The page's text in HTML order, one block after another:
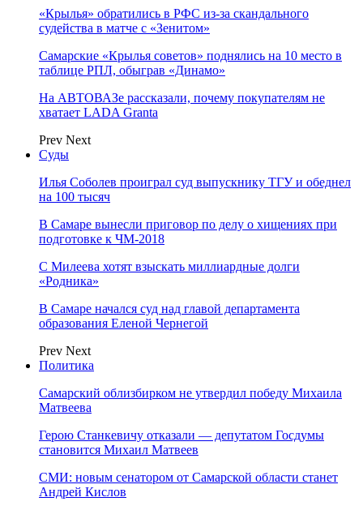
«Крылья» обратились в РФС из-за скандального
судейства в матче с «Зенитом»
Самарские «Крылья советов» поднялись на 10 место в
таблице РПЛ, обыграв «Динамо»
На АВТОВАЗе рассказали, почему покупателям не
хватает LADA Granta
Prev Next
Суды
Илья Соболев проиграл суд выпускнику ТГУ и обеднел
на 100 тысяч
В Самаре вынесли приговор по делу о хищениях при
подготовке к ЧМ-2018
С Милеева хотят взыскать миллиардные долги
«Родника»
В Самаре начался суд над главой департамента
образования Еленой Чернегой
Prev Next
Политика
Самарский облизбирком не утвердил победу Михаила
Матвеева
Герою Станкевичу отказали — депутатом Госдумы
становится Михаил Матвеев
СМИ: новым сенатором от Самарской области станет
Андрей Кислов